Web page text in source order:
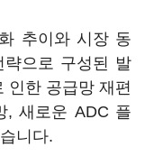
추이와 시장 동
략으로 구성된 발
인한 공급망 재편
, 새로운 ADC 플
니다.